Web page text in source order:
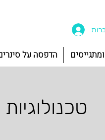
הדפסה על